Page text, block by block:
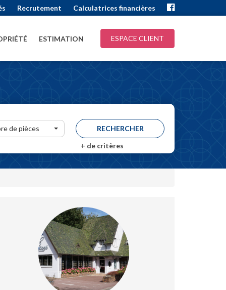
Recrutement Calculatrices financières
ESTIMATION ESPACE CLIENT
de pièces
+ de critères